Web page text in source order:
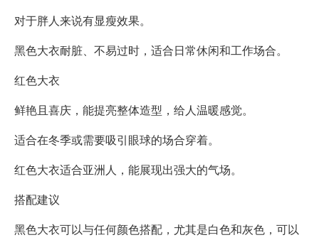
对于胖人来说有显瘦效果。
黑色大衣耐脏、不易过时，适合日常休闲和工作场合。
红色大衣
鲜艳且喜庆，能提亮整体造型，给人温暖感觉。
适合在冬季或需要吸引眼球的场合穿着。
红色大衣适合亚洲人，能展现出强大的气场。
搭配建议
黑色大衣可以与任何颜色搭配，尤其是白色和灰色，可以